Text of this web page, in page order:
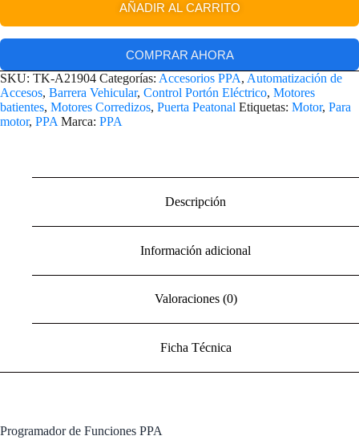
AÑADIR AL CARRITO
COMPRAR AHORA
SKU: TK-A21904 Categorías: Accesorios PPA, Automatización de
Accesos, Barrera Vehicular, Control Portón Eléctrico, Motores
batientes, Motores Corredizos, Puerta Peatonal Etiquetas: Motor, Para
motor, PPA Marca: PPA
Descripción
Información adicional
Valoraciones (0)
Ficha Técnica
Programador de Funciones PPA